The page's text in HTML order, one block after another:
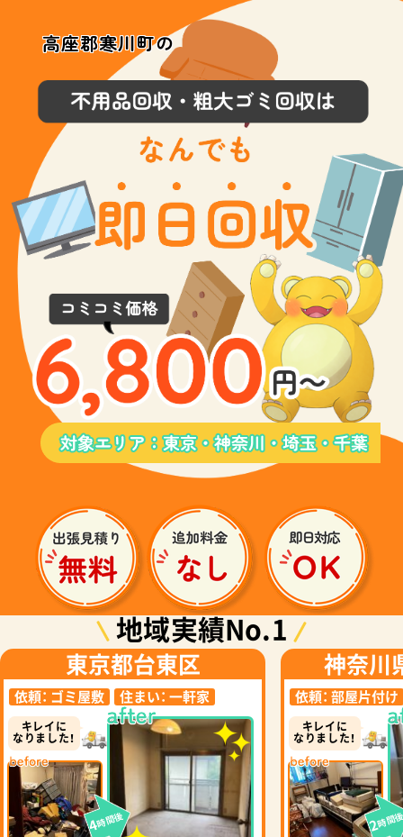
高座郡寒川町の
地域実績No.1
東京都台東区
依頼： ゴミ屋敷 住まい： 一軒家
キレイに
なりました！
4時間後
神奈川
依頼： 部屋片付け
キレイに
なりました！
2時間